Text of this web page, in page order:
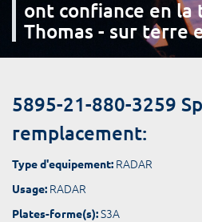
ont confiance en la
Thomas - sur terre
5895-21-880-3259
remplacement:
Type d'equipement: RADAR
Usage: RADAR
Plates-forme(s):S3A